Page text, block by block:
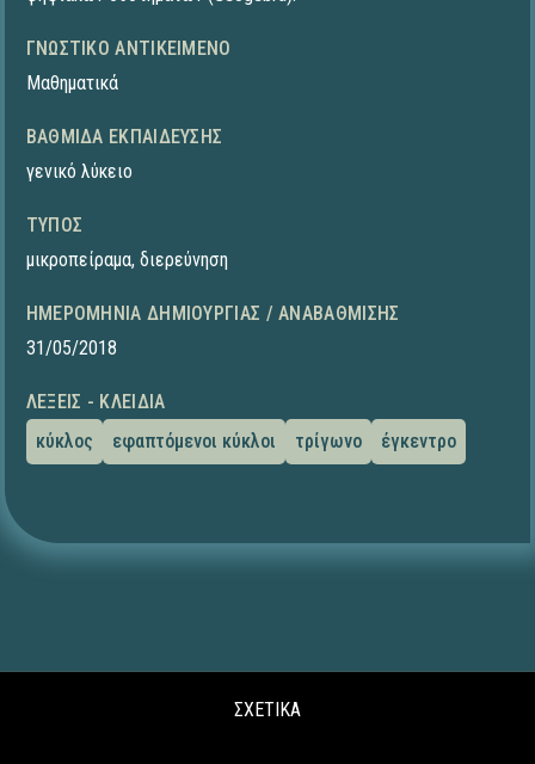
ΓΝΩΣΤΙΚΌ ΑΝΤΙΚΕΊΜΕΝΟ
Μαθηματικά
ΒΑΘΜΊΔΑ ΕΚΠΑΊΔΕΥΣΗΣ
γενικό λύκειο
ΤΎΠΟΣ
μικροπείραμα, διερεύνηση
ΗΜΕΡΟΜΗΝΊΑ ΔΗΜΙΟΥΡΓΊΑΣ / ΑΝΑΒΆΘΜΙΣΗΣ
31/05/2018
ΛΈΞΕΙΣ - ΚΛΕΙΔΙΆ
κύκλος
εφαπτόμενοι κύκλοι τρίγωνο έγκεντρο
ΣΧΕΤΙΚΑ